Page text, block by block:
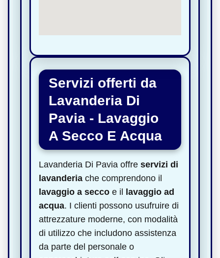
Servizi offerti da
Lavanderia Di
Pavia - Lavaggio
A Secco E Acqua
Lavanderia Di Pavia offre servizi di
lavanderia che comprendono il
lavaggio a secco e il lavaggio ad
acqua. I clienti possono usufruire di
attrezzature moderne, con modalità
di utilizzo che includono assistenza
da parte del personale o